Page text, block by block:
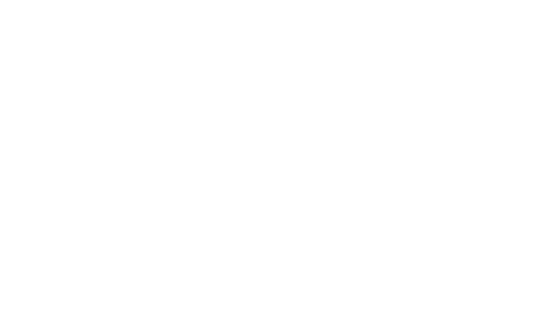
em conhecer. Fiz o meu